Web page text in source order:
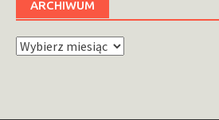
ARCHIWUM
Archiwum